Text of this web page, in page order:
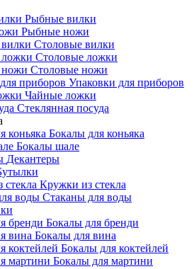
Рыбные вилки
Рыбные ножи
Столовые вилки
Столовые ложки
Столовые ножи
Упаковки для приборов
Чайные ложки
Стеклянная посуда
Бокалы для коньяка
Бокалы шале
Декантеры
Кружки из стекла
Стаканы для воды
Бокалы для бренди
Бокалы для вина
Бокалы для коктейлей
Бокалы для мартини